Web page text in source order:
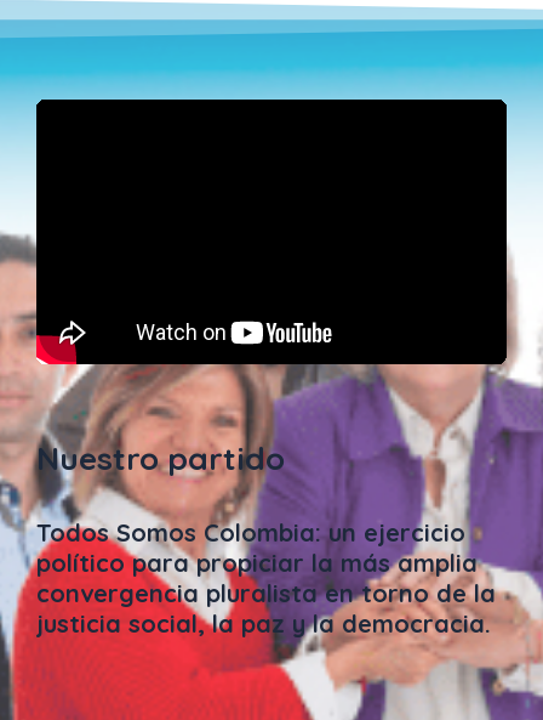
Nuestro partido
Todos Somos Colombia: un ejercicio
político para propiciar la más amplia
convergencia pluralista en torno de la
justicia social, la paz y la democracia.